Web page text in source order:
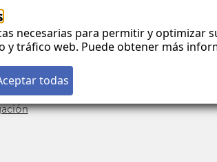
necesarias para permitir y optimizar
y tráfico web. Puede obtener más